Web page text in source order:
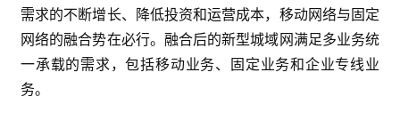
需求的不断增长、降低投资和运营成本，移动网络与固定
网络的融合势在必行。融合后的新型城域网满足多业务统
一承载的需求，包括移动业务、固定业务和企业专线业
务。